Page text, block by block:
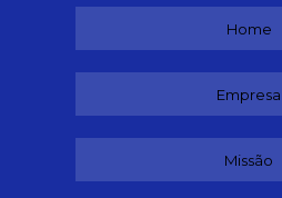
Home
Empresa
Missão